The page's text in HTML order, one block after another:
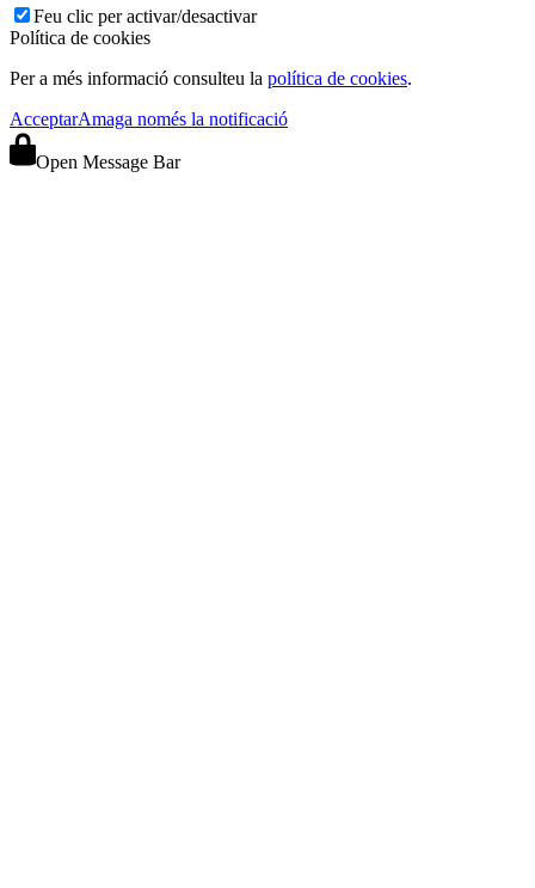
Feu clic per activar/desactivar
Política de cookies
Per a més informació consulteu la política de cookies.
AcceptarAmaga només la notificació
Open Message Bar